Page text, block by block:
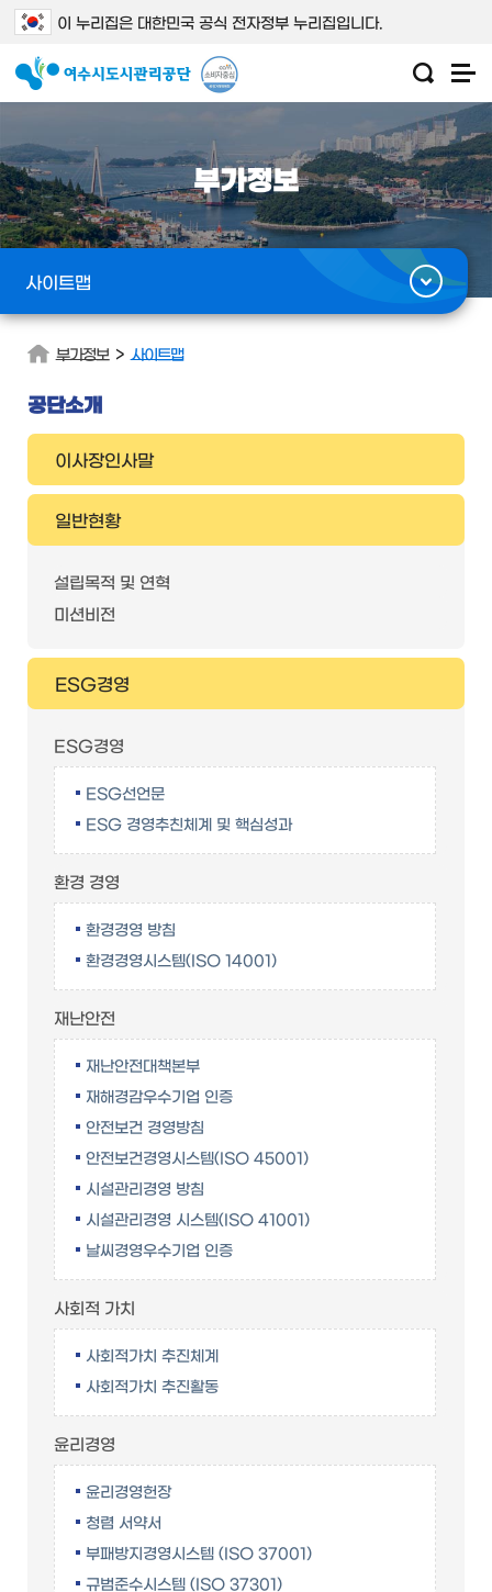
이 누리집은 대한민국 공식 전자정부 누리집입니다.
부가정보
사이트맵
부가정보 > 사이트맵
공단소개
이사장인사말
일반현황
설립목적 및 연혁
미션비전
ESG경영
ESG경영
ESG선언문
ESG 경영추친체계 및 핵심성과
환경 경영
환경경영 방침
환경경영시스템(ISO 14001)
재난안전
재난안전대책본부
재해경감우수기업 인증
안전보건 경영방침
안전보건경영시스템(ISO 45001)
시설관리경영 방침
시설관리경영 시스템(ISO 41001)
날씨경영우수기업 인증
사회적 가치
사회적가치 추진체계
사회적가치 추진활동
윤리경영
윤리경영헌장
청렴 서약서
부패방지경영시스템 (ISO 37001)
규범준수시스템 (ISO 37301)